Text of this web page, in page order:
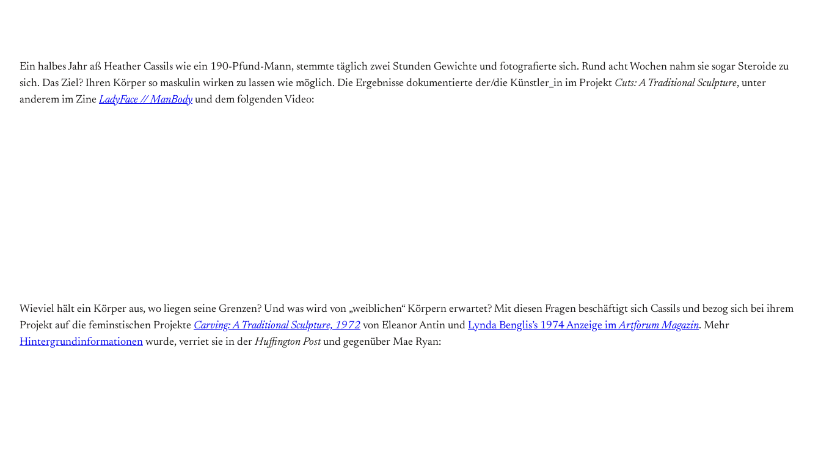
Ein halbes Jahr aß Heather Cassils wie ein 190-Pfund-Mann, stemmte täglich zwei Stunden Gewichte und fotografierte sich. Rund acht Wochen nahm sie sogar Steroide zu
sich. Das Ziel? Ihren Körper so maskulin wirken zu lassen wie möglich. Die Ergebnisse dokumentierte der/die Künstler_in im Projekt Cuts: A Traditional Sculpture, unter
anderem im ZineLadyFace // ManBody und dem folgenden Video:
Wieviel hält ein Körper aus, wo liegen seine Grenzen? Und was wird von „weiblichen“ Körpern erwartet? Mit diesen Fragen beschäftigt sich Cassils und bezog sich bei ihrem
Projekt auf die feminstischen Projekte Carving: A Traditional Sculpture, 1972 von Eleanor Antin und Lynda Benglis’s 1974 Anzeige imArtforum Magazin. Mehr
Hintergrundinformationen wurde, verriet sie in der Huffington Postund gegenüber Mae Ryan: